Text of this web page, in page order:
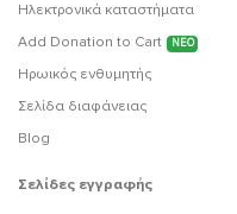
Ηλεκτρονικά καταστήματα
Add Donation to Cart
ΝΕΟ
Ηρωικός ενθυμητής
Σελίδα διαφάνειας
Blog
Σελίδες εγγραφής